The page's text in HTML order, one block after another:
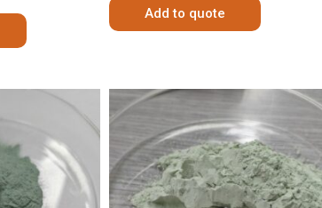
Add to quote